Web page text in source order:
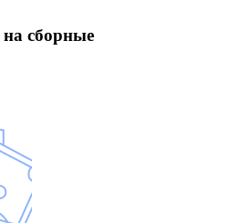
на сборные